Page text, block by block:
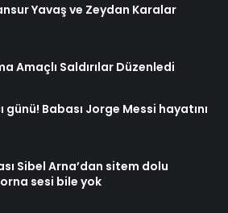
Yavaş ve Zeydan Karalar
Amaçlı Saldırılar Düzenledi
günü! Babası Jorge Messi hayatını
Sibel Arna’dan sitem dolu
sesi bile yok